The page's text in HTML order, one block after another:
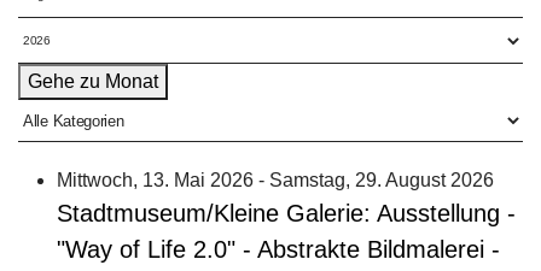
Gehe zu Monat
Mittwoch, 13. Mai 2026 - Samstag, 29. August 2026
Stadtmuseum/Kleine Galerie: Ausstellung -
"Way of Life 2.0" - Abstrakte Bildmalerei -